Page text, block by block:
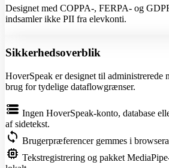
Designet med COPPA-, FERPA- og
indsamler ikke PII fra elevkonti.
Sikkerhedsoverblik
HoverSpeak er designet til administrerede
brug for tydelige dataflowgrænser.
storage Ingen HoverSpeak-konto, database
af sidetekst.
sync Brugerpræferencer gemmes i
memory Tekstregistrering og pakket